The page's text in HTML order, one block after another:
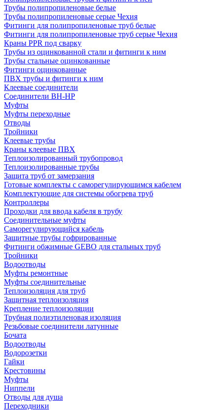
Трубы полипропиленовые белые
Трубы полипропиленовые серые Чехия
Фитинги для полипропиленовые труб белые
Фитинги для полипропиленовые труб серые Чехия
Краны PPR под сварку
Трубы из оцинкованной стали и фитинги к ним
Трубы стальные оцинкованные
Фитинги оцинкованные
ПВХ трубы и фитинги к ним
Клеевые соединители
Соединители ВН-НР
Муфты
Муфты переходные
Отводы
Тройники
Клеевые трубы
Краны клеевые ПВХ
Теплоизолированный трубопровод
Теплоизолированные трубы
Защита труб от замерзания
Готовые комплекты с саморегулирующимся кабелем
Комплектующие для системы обогрева труб
Контроллеры
Проходки для ввода кабеля в трубу
Соединительные муфты
Саморегулирующийся кабель
Защитные трубы гофрированные
Фитинги обжимные GEBO для стальных труб
Тройники
Водоотводы
Муфты ремонтные
Муфты соединительные
Теплоизоляция для труб
Защитная теплоизоляция
Крепление теплоизоляции
Трубная полиэтиленовая изоляция
Резьбовые соединители латунные
Бочата
Водоотводы
Водорозетки
Гайки
Крестовины
Муфты
Ниппели
Отводы для душа
Переходники